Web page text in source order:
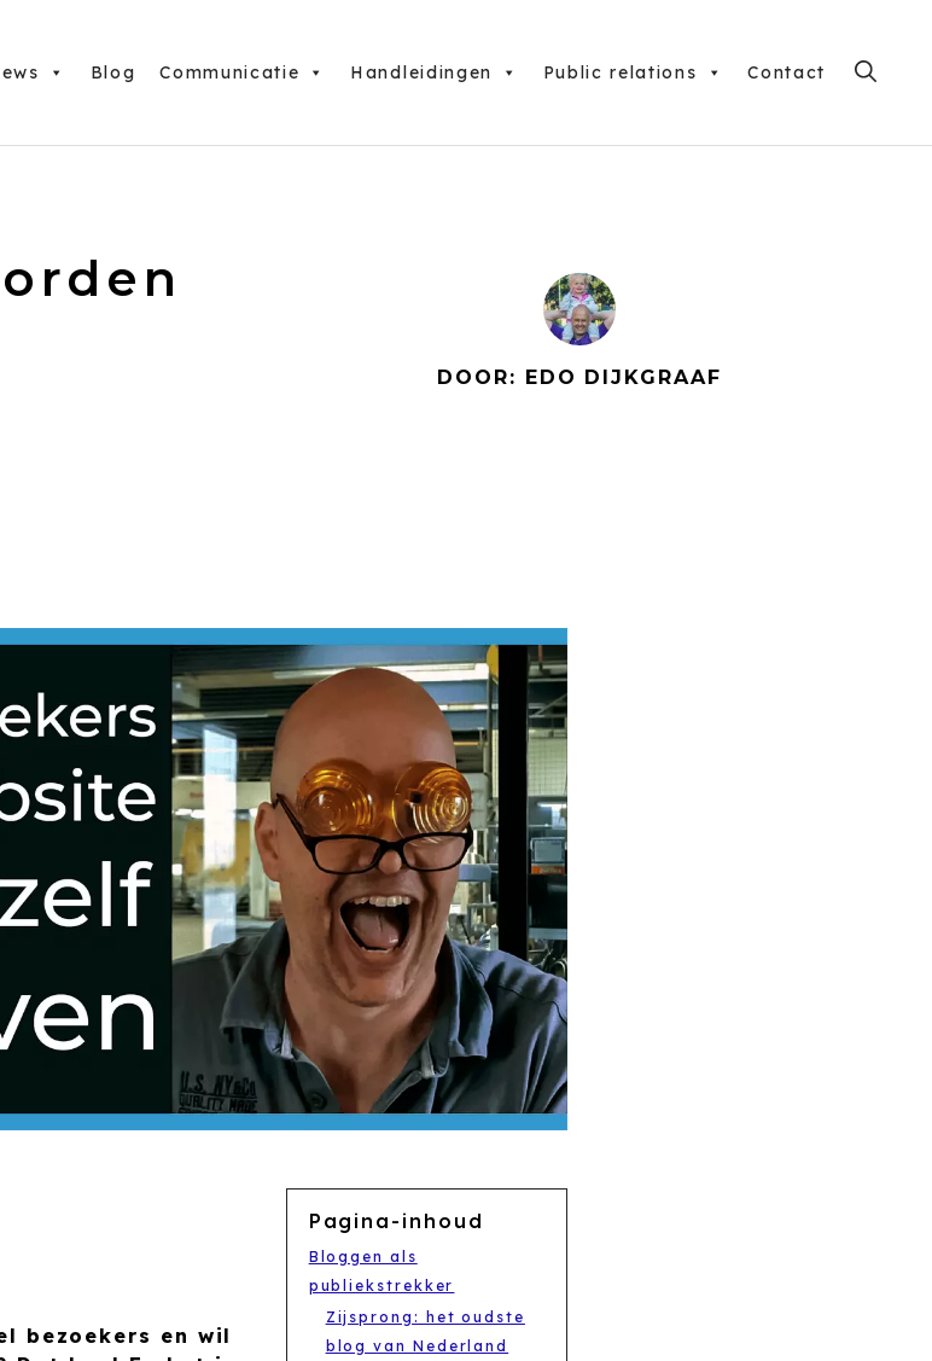
Blog Communicatie Handleidingen Public relations Contact
DOOR: EDO DIJKGRAAF
bezoekers en wil
Pagina-inhoud
Bloggen als
publiekstrekker
Zijsprong: het oudste
blog van Nederland